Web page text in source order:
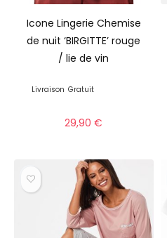
Icone Lingerie Chemise
de nuit ‘BIRGITTE’ rouge
/ lie de vin
Livraison Gratuit
29,90€